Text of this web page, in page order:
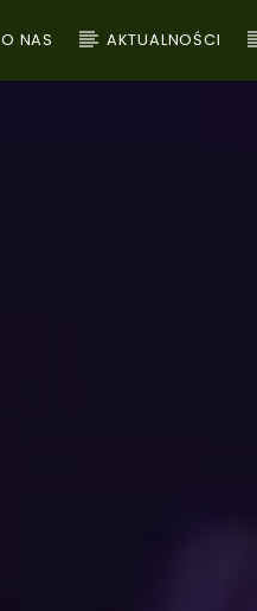
O NAS AKTUALNOŚCI